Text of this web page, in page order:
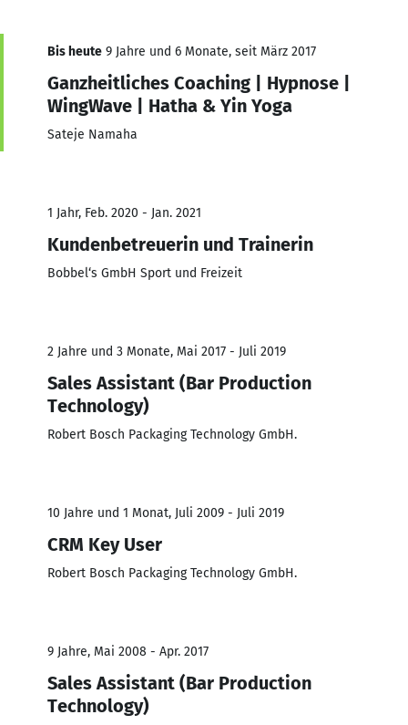
Bis heute 9 Jahre und 6 Monate, seit März 2017
Ganzheitliches Coaching | Hypnose |
WingWave | Hatha & Yin Yoga
Sateje Namaha
1 Jahr, Feb. 2020 - Jan. 2021
Kundenbetreuerin und Trainerin
Bobbel‘s GmbH Sport und Freizeit
2 Jahre und 3 Monate, Mai 2017 - Juli 2019
Sales Assistant (Bar Production
Technology)
Robert Bosch Packaging Technology GmbH.
10 Jahre und 1 Monat, Juli 2009 - Juli 2019
CRM Key User
Robert Bosch Packaging Technology GmbH.
9 Jahre, Mai 2008 - Apr. 2017
Sales Assistant (Bar Production
Technology)